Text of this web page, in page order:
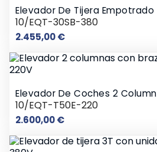
Elevador De Tijera Empotrado
10/EQT-30SB-380
2.455,00 €Precio
Elevador De Coches 2
10/EQT-T50E-220
2.600,00 €Precio